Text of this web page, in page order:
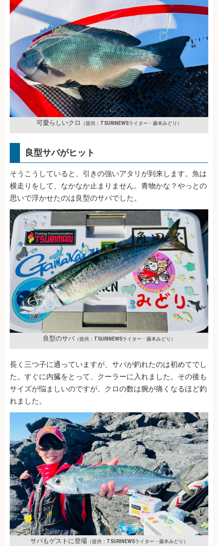
可愛らしいクロ （提供：TSURINEWSライター・藤本みどり）
良型サバがヒット
そうこうしていると、引きの強いアタリが到来します。魚は
横走りをして、なかなか止まりません。青物かな？やっとの
思いで浮かせたのは良型のサバでした。
良型のサバ（提供：TSURINEWSライター・藤本みどり）
長く三つ子に通っていますが、サバが釣れたのは初めてでし
た。すぐに内臓をとって、クーラーに入れました。その後も
サイズが悩ましいのですが、クロの数は腕が痛くなるほど釣
れました。
サバもゲストに登場（提供：TSURINEWSライター・藤本みどり）